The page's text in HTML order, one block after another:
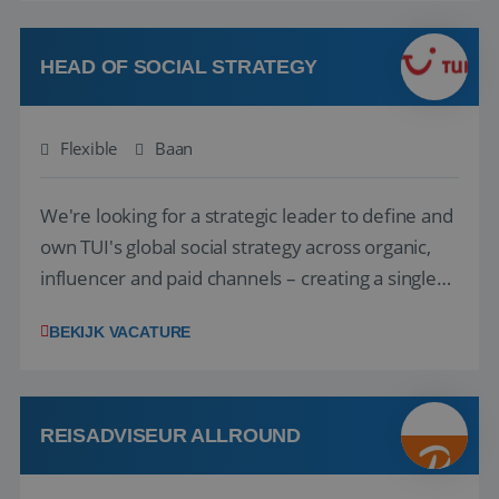
deze onderdelen zijn nu samen gevoegd...
HEAD OF SOCIAL STRATEGY
Flexible Baan
We're looking for a strategic leader to define and
own TUI's global social strategy across organic,
influencer and paid channels – creating a single
locally. The role will be published until 18 August
Attractive remuneration, discre...
BEKIJK VACATURE
REISADVISEUR ALLROUND